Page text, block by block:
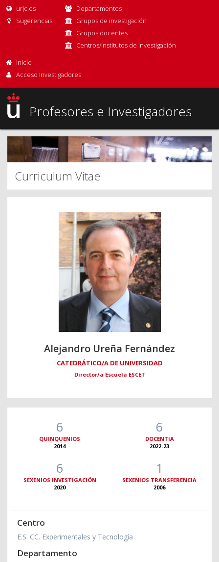
urjc.es
Sugerencias
Departamentos
Grupos de investigación
Grupos docentes
Centros/Institutos de Investigación
Inicio
Acceso Investigadores
Profesores e Investigadores
Curriculum Vitae
Alejandro Ureña Fernández
CATEDRÁTICO/A DE UNIVERSIDAD
Director/a Escuela ESCET
6
QUINQUENIOS
2014
6
DOCENTIA
2022-23
6
SEXENIOS INVESTIGACIÓN
2020
1
SEXENIOS TRANSFERENCIA
2006
Centro
E.S. CC. Experimentales y Tecnología
Departamento